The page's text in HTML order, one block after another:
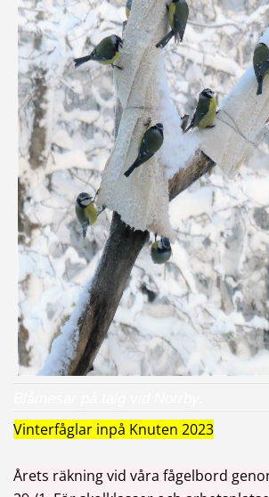
Vinterfåglar inpå Knuten 2023
Årets räkning vid våra fågelbord